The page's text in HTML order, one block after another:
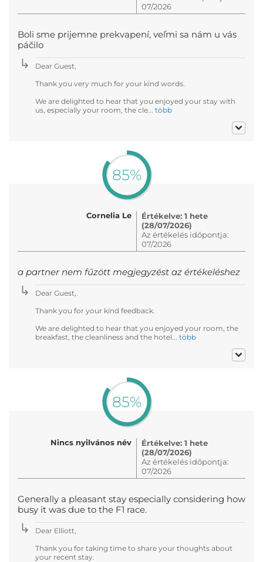
07/2026
Boli sme prijemne prekvapení, veľmi sa nám u vás
páčilo
Dear Guest,
Thank you very much for your kind words.
We are delighted to hear that you enjoyed your stay with
us, especially your room, the cle... több
85%
Cornelia Le
Értékelve: 1 hete
(28/07/2026)
Az értékelés időpontja:
07/2026
a partner nem fűzött megjegyzést az értékeléshez
Dear Guest,
Thank you for your kind feedback.
We are delighted to hear that you enjoyed your room, the
breakfast, the cleanliness and the hotel... több
85%
Nincs nyilvános név
Értékelve: 1 hete
(28/07/2026)
Az értékelés időpontja:
07/2026
Generally a pleasant stay especially considering how
busy it was due to the F1 race.
Dear Elliott,
Thank you for taking time to share your thoughts about
your recent stay.